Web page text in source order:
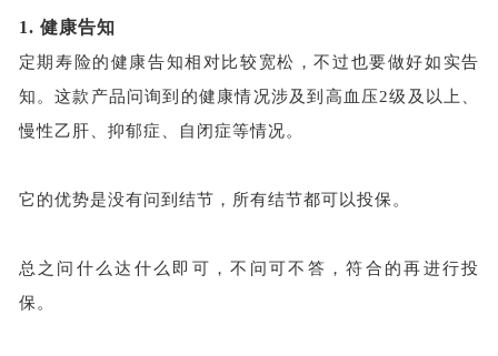
1. 健康告知
定期寿险的健康告知相对比较宽松，不过也要做好如实告
知。这款产品问询到的健康情况涉及到高血压2级及以上、
慢性乙肝、抑郁症、自闭症等情况。
它的优势是没有问到结节，所有结节都可以投保。
总之问什么达什么即可，不问可不答，符合的再进行投
保。